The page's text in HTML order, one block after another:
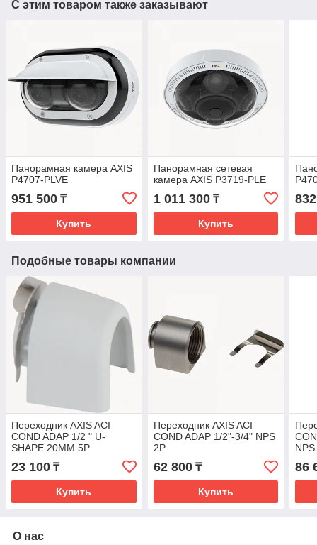
С этим товаром также заказывают
Панорамная камера AXIS
P4707-PLVE
951 500 ₸
Купить
Панорамная сетевая
камера AXIS P3719-PLE
1 011 300₸
Купить
Подобные товары компании
Переходник AXIS ACI
COND ADAP 1/2 " U-
SHAPE 20MM 5P
23 100 ₸
Купить
Переходник AXIS ACI
COND ADAP 1/2"-3/4" NPS
2P
62 800₸
Купить
86
О нас